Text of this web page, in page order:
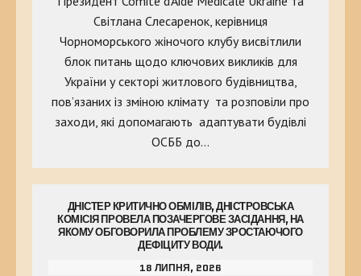
Світлана Слесаренок, керівниця
Чорноморського жіночого клубу висвітлили
блок питань щодо ключових викликів для
України у секторі житлового будівництва,
пов’язаних із зміною клімату та розповіли про
заходи, які допомагають адаптувати будівлі
ОСББ до…
ДНІСТЕР КРИТИЧНО ОБМІЛІВ, ДНІСТРОВСЬКА
КОМІСІЯ ПРОВЕЛА ПОЗАЧЕРГОВЕ ЗАСІДАННЯ, НА
ЯКОМУ ОБГОВОРИЛА ПРОБЛЕМУ ЗРОСТАЮЧОГО
ДЕФІЦИТУ ВОДИ.
18 ЛИПНЯ, 2026